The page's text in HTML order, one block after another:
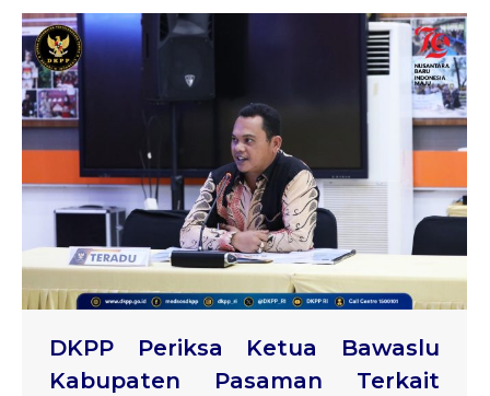
DKPP Periksa Ketua Bawaslu
Kabupaten Pasaman Terkait